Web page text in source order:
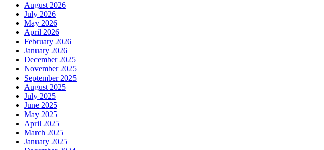
August 2026
July 2026
May 2026
April 2026
February 2026
January 2026
December 2025
November 2025
September 2025
August 2025
July 2025
June 2025
May 2025
April 2025
March 2025
January 2025